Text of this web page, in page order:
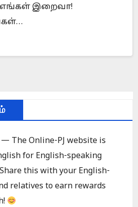
எங்கள் இறைவா!
— The Online-PJ website is
for English-speaking
this with your English-
relatives to earn rewards